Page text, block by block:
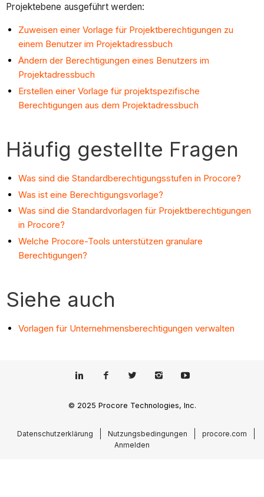
Projektebene ausgeführt werden:
Zuweisen einer Vorlage für Projektberechtigungen zu
einem Benutzer im Projektadressbuch
Ändern der Berechtigungen eines Benutzers im
Projektadressbuch
Erstellen einer Vorlage für projektspezifische
Berechtigungen aus dem Projektadressbuch
Häufig gestellte Fragen
Was sind die Standardberechtigungsstufen in Procore?
Was ist eine Berechtigungsvorlage?
Was sind die Standardvorlagen für Projektberechtigungen
in Procore?
Welche Procore-Tools unterstützen granulare
Berechtigungen?
Siehe auch
Vorlagen für Unternehmensberechtigungen verwalten
© 2025 Procore Technologies, Inc.
Datenschutzerklärung Nutzungsbedingungen
procore.com
Anmelden